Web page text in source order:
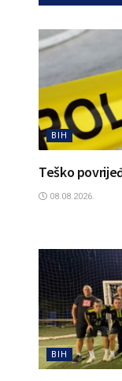
BIH
Teško
08.08.2026.
BIH